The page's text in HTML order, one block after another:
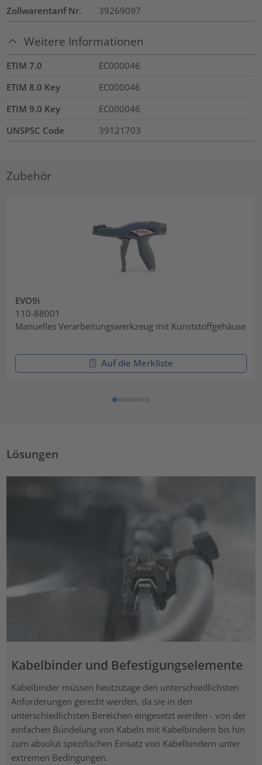
Zollwarentarif Nr. 39269097
Weitere Informationen
ETIM 7.0
EC000046
ETIM 8.0 Key
EC000046
ETIM 9.0 Key
EC000046
UNSPSC Code
39121703
Zubehör
EVO9i
110-88001
Manuelles Verarbeitungswerkzeug mit Kunststoffgehäuse
Auf die Merkliste
Lösungen
Kabelbinder und Befestigungselemente
Kabelbinder müssen heutzutage den unterschiedlichsten
Anforderungen gerecht werden, da sie in den
unterschiedlichsten Bereichen eingesetzt werden - von der
einfachen Bündelung von Kabeln mit Kabelbindern bis hin
zum absolut spezifischen Einsatz von Kabelbindern unter
extremen Bedingungen.